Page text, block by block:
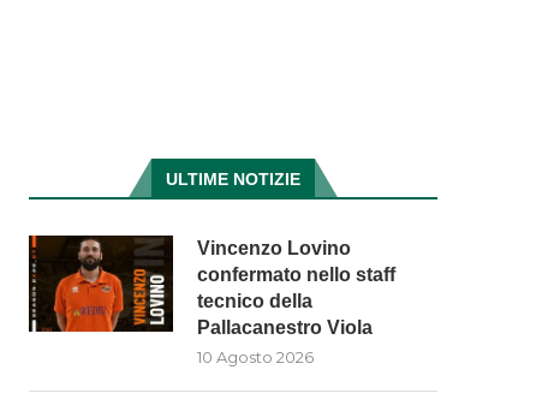
ULTIME NOTIZIE
Vincenzo Lovino
confermato nello staff
tecnico della
Pallacanestro Viola
10 Agosto 2026